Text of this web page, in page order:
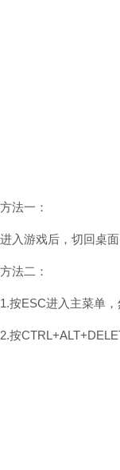
方法一：
进入游戏后，切回桌
方法二：
1.按ESC进入主菜单
2.按